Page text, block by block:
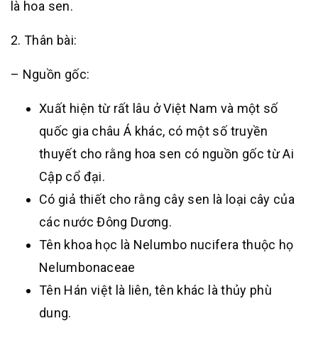
là hoa sen.
2. Thân bài:
– Nguồn gốc:
Xuất hiện từ rất lâu ở Việt Nam và một số
quốc gia châu Á khác, có một số truyền
thuyết cho rằng hoa sen có nguồn gốc từ Ai
Cập cổ đại.
Có giả thiết cho rằng cây sen là loại cây của
các nước Đông Dương.
Tên khoa học là Nelumbo nucifera thuộc họ
Nelumbonaceae
Tên Hán việt là liên, tên khác là thủy phù
dung.